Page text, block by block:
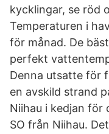
kycklingar, se röd
Temperaturen i
för månad. De
perfekt
Denna utsatte för
en avskild strand
Niihau i kedjan för
SO från Niihau.